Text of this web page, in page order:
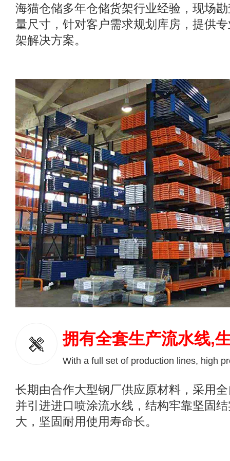
海猫仓储多年仓储货架行业经验，现场
量尺寸，针对客户需求规划库房，提供
架解决方案。
拥有全套生产流水线,
With a full set of production lines, high
长期由合作大型钢厂供应原材料，采用
并引进进口喷涂流水线，结构牢靠坚固
大，坚固耐用使用寿命长。